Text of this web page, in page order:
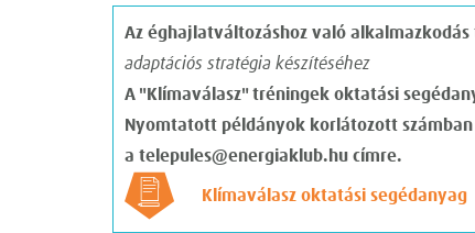
Az éghajlatváltozáshoz való
adaptációs stratégia készítéséhez
A "Klímaválasz" tréningek oktatási
Nyomtatott példányok korlátozott
a telepules@energiaklub.hu címre.
Klímaválasz oktatási segédanyag